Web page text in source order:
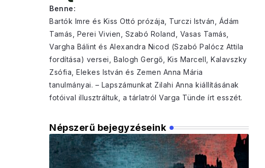
Benne:
Bartók Imre és Kiss Ottó prózája, Turczi István, Ádám
Tamás, Perei Vivien, Szabó Roland, Vasas Tamás,
Vargha Bálint és Alexandra Nicod (Szabó Palócz Attila
fordítása) versei, Balogh Gergő, Kis Marcell, Kalavszky
Zsófia, Elekes István és Zemen Anna Mária
tanulmányai. – Lapszámunkat Zilahi Anna kiállításának
fotóival illusztráltuk, a tárlatról Varga Tünde írt esszét.
Népszerű bejegyzéseink